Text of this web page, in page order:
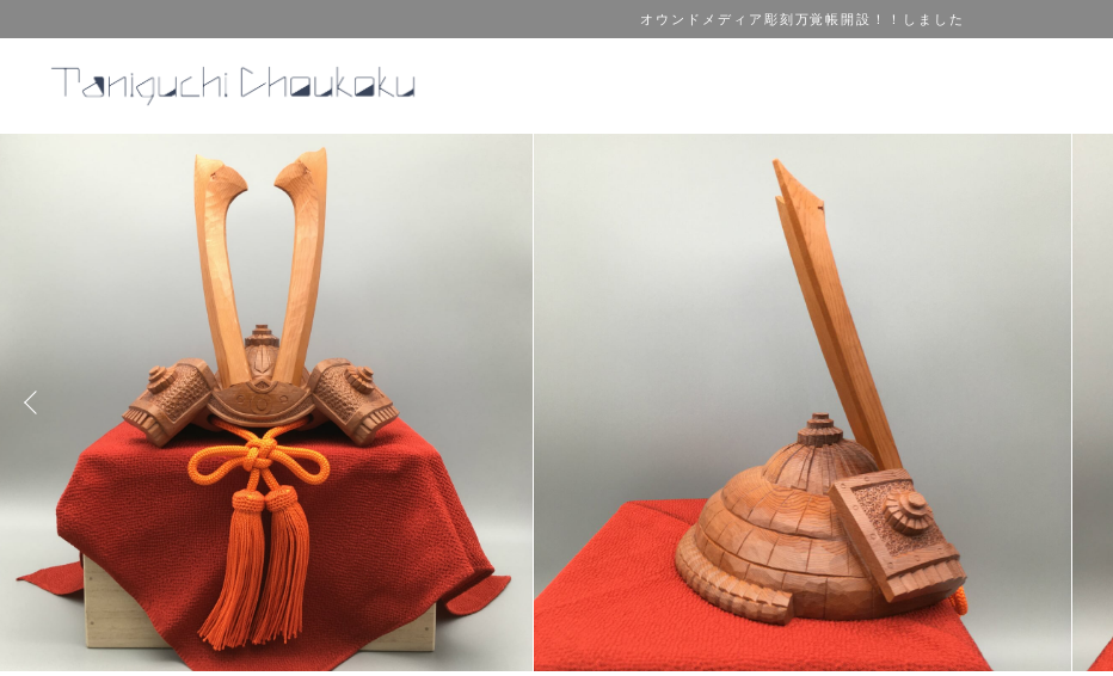
オウンドメディア彫刻万覚帳開設！！しました